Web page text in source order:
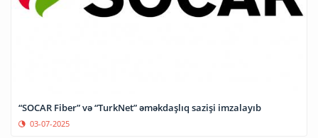
“SOCAR Fiber” və “TurkNet” əməkdaşlıq sazişi imzalayıb
03-07-2025